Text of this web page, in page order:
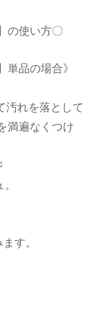
の使い方〇
単品の場合》
汚れを落として
満遍なくつけ
す。